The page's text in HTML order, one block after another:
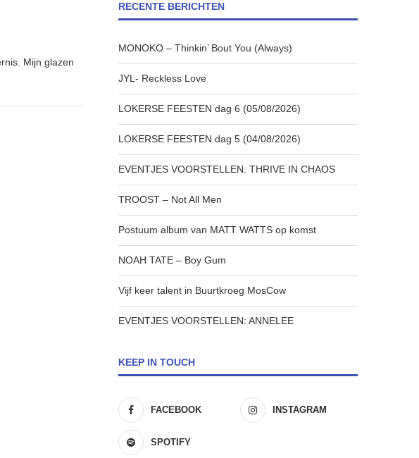
Mijn glazen
RECENTE BERICHTEN
MONOKO – Thinkin’ Bout You (Always)
JYL- Reckless Love
LOKERSE FEESTEN dag 6 (05/08/2026)
LOKERSE FEESTEN dag 5 (04/08/2026)
EVENTJES VOORSTELLEN: THRIVE IN CHAOS
TROOST – Not All Men
Postuum album van MATT WATTS op komst
NOAH TATE – Boy Gum
Vijf keer talent in Buurtkroeg MosCow
EVENTJES VOORSTELLEN: ANNELEE
KEEP IN TOUCH
FACEBOOK INSTAGRAM
SPOTIFY